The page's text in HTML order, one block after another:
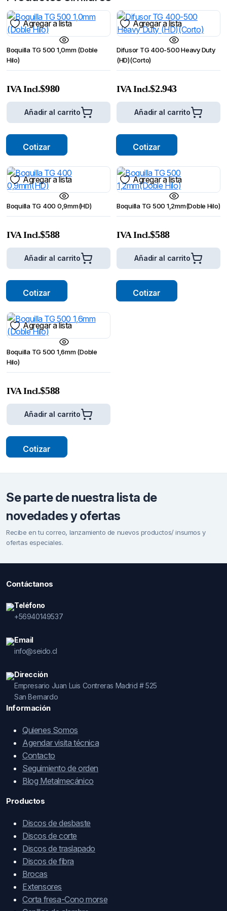
Agregar a lista
Boquilla TG 500 1,0mm (Doble
Hilo)
$980
IVA Incl.
Añadir al carrito
Cotizar
Agregar a lista
Difusor TG 400-500 Heavy Duty
(HD)(Corto)
$2.943
IVA Incl.
Añadir al carrito
Cotizar
Agregar a lista
Boquilla TG 400 0,9mm(HD)
$588
IVA Incl.
Añadir al carrito
Cotizar
Agregar a lista
Boquilla TG 500 1,2mm(Doble Hilo)
$588
IVA Incl.
Añadir al carrito
Cotizar
Agregar a lista
Boquilla TG 500 1,6mm (Doble
Hilo)
$588
IVA Incl.
Añadir al carrito
Cotizar
Se parte de nuestra lista de
novedades y ofertas
Recibe en tu correo, lanzamiento de nuevos productos/ insumos y
ofertas especiales.
Contáctanos
Teléfono
+56940149537
Email
info@seido.cl
Dirección
Empresario Juan Luis Contreras Madrid # 525
San Bernardo
Información
Quienes Somos
Agendar visita técnica
Contacto
Seguimiento de orden
Blog Metalmecánico
Productos
Discos de desbaste
Discos de corte
Discos de traslapado
Discos de fibra
Brocas
Extensores
Corta fresa-Cono morse